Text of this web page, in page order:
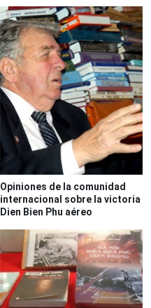
Opiniones de la comunidad
internacional sobre la victoria
Dien Bien Phu aéreo